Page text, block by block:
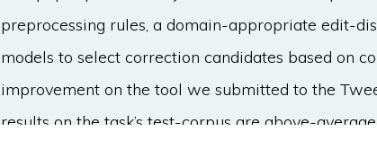
preprocessing rules, a domain-appropriate edit-
models to select correction candidates based on
improvement on the tool we submitted to the
results on the task’s test-corpus are above-